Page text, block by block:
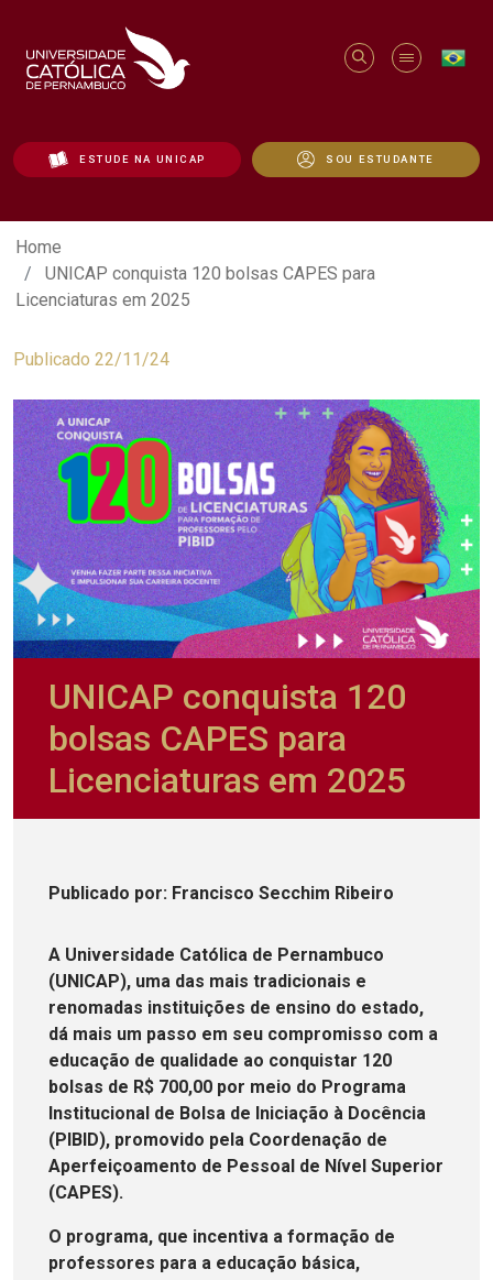
ESTUDE NA UNICAP SOU ESTUDANTE
UNICAP conquista 120 bolsas CAPES
Home
UNICAP conquista 120 bolsas CAPES para
Licenciaturas em 2025
Publicado 22/11/24
UNICAP conquista 120
bolsas CAPES para
Licenciaturas em 2025
Publicado por: Francisco Secchim Ribeiro
A Universidade Católica de Pernambuco
(UNICAP), uma das mais tradicionais e
renomadas instituições de ensino do estado,
dá mais um passo em seu compromisso com a
educação de qualidade ao conquistar 120
bolsas de R$ 700,00 por meio do Programa
Institucional de Bolsa de Iniciação à Docência
(PIBID), promovido pela Coordenação de
Aperfeiçoamento de Pessoal de Nível Superior
(CAPES).
O programa, que incentiva a formação de
professores para a educação básica,